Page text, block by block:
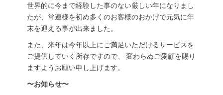
世界的に今まで経験した事のない厳しい年になりまし
たが、常連様を初め多くのお客様のおかげで元気に年
末を迎える事が出来ました。
また、来年は今年以上にご満足いただけるサービスを
ご提供していく所存ですので、 変わらぬご愛顧を賜り
ますようお願い申し上げます。
〜お知らせ〜